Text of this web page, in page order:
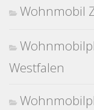
Wohnmobil
Westfalen